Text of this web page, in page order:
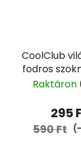
CoolClub
fodros
Raktáron
295
590 Ft